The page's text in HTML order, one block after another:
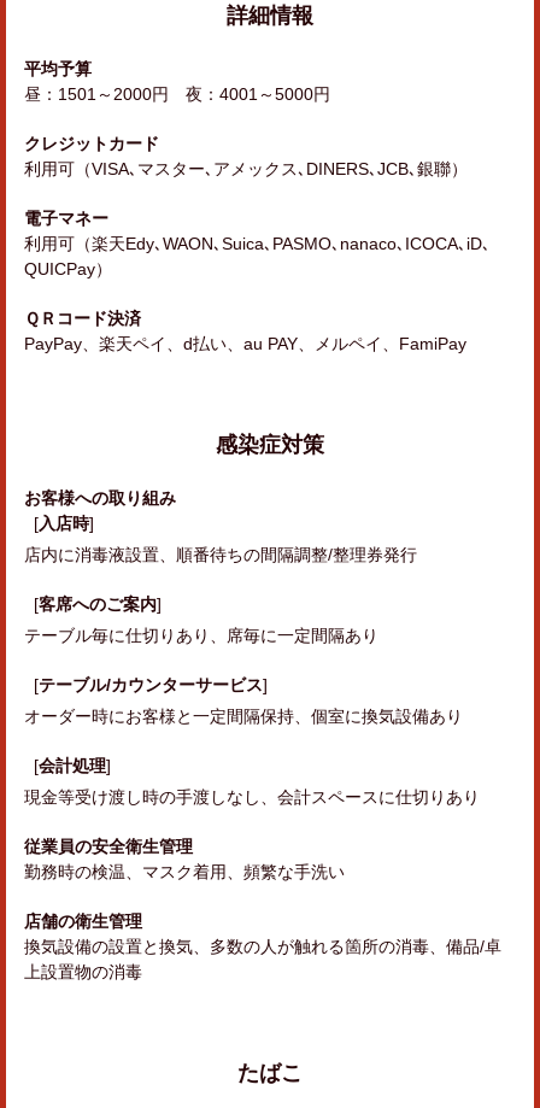
詳細情報
平均予算
昼：1501～2000円 夜：4001～5000円
クレジットカード
利用可（VISA､マスター､アメックス､DINERS､JCB､銀聯）
電子マネー
利用可（楽天Edy､WAON､Suica､PASMO､nanaco､ICOCA､iD､
QUICPay）
ＱＲコード決済
PayPay、楽天ペイ、d払い、au PAY、メルペイ、FamiPay
感染症対策
お客様への取り組み
[入店時]
店内に消毒液設置
順番待ちの間隔調整/整理券発行
[客席へのご案内]
テーブル毎に仕切りあり
席毎に一定間隔あり
[テーブル/カウンターサービス]
オーダー時にお客様と一定間隔保持
個室に換気設備あり
[会計処理]
現金等受け渡し時の手渡しなし
会計スペースに仕切りあり
従業員の安全衛生管理
勤務時の検温
マスク着用 頻繁な手洗い
店舗の衛生管理
換気設備の設置と換気
多数の人が触れる箇所の消毒
備品/卓
上設置物の消毒
たばこ